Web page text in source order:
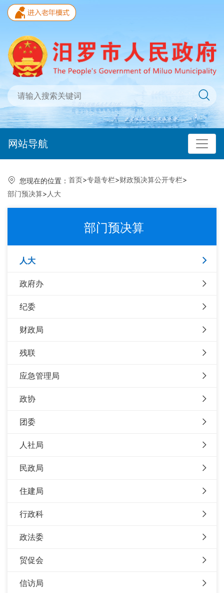
网站导航
您现在的位置： 首页>专题专栏>财政预决算公开专栏>
部门预决算> 人大
部门预决算
人大
政府办
纪委
财政局
残联
应急管理局
政协
团委
人社局
民政局
住建局
行政科
政法委
贸促会
信访局